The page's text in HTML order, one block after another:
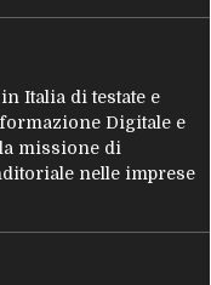
Italia di testate e
Digitale e
missione di
nelle imprese